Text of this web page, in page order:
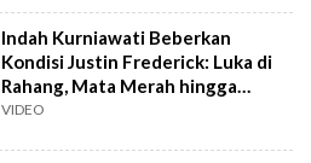
Indah Kurniawati Beberkan
Kondisi Justin Frederick: Luka di
Rahang, Mata Merah hingga
Memar
VIDEO